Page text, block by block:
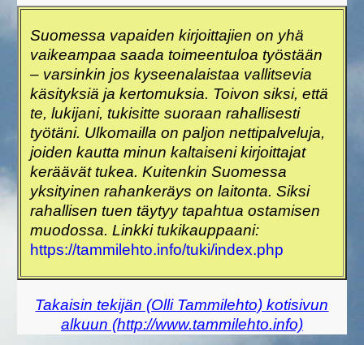
Suomessa vapaiden kirjoittajien on yhä
vaikeampaa saada toimeentuloa työstään
– varsinkin jos kyseenalaistaa vallitsevia
käsityksiä ja kertomuksia. Toivon siksi, että
te, lukijani, tukisitte suoraan rahallisesti
työtäni. Ulkomailla on paljon nettipalveluja,
joiden kautta minun kaltaiseni kirjoittajat
keräävät tukea. Kuitenkin Suomessa
yksityinen rahankeräys on laitonta. Siksi
rahallisen tuen täytyy tapahtua ostamisen
muodossa. Linkki tukikauppaani:
https://tammilehto.info/tuki/index.php
Takaisin tekijän (Olli Tammilehto) kotisivun
alkuun (http://www.tammilehto.info)